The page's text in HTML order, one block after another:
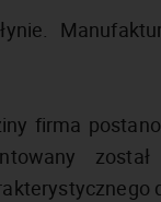
firma